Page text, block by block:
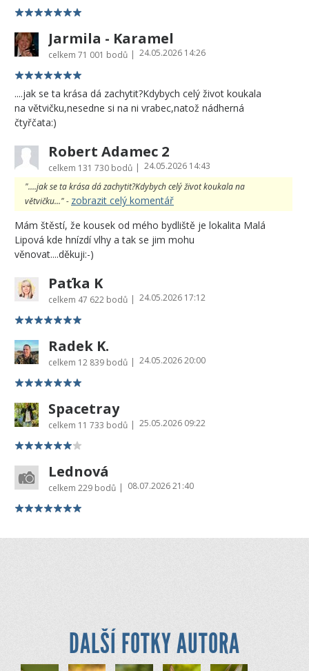
Jarmila - Karamel
celkem 71 001 bodů | 24.05.2026 14:26
....jak se ta krása dá zachytit?Kdybych celý život koukala
na větvičku,nesedne si na ni vrabec,natož nádherná
čtyřčata:)
Robert Adamec 2
celkem 131 730 bodů | 24.05.2026 14:43
"....jak se ta krása dá zachytit?Kdybych celý život koukala na
větvičku..." - zobrazit celý komentář
Mám štěstí, že kousek od mého bydliště je lokalita Malá
Lipová kde hnízdí vlhy a tak se jim mohu
věnovat....děkuji:-)
Paťka K
celkem 47 622 bodů | 24.05.2026 17:12
Radek K.
celkem 12 839 bodů | 24.05.2026 20:00
Spacetray
celkem 11 733 bodů | 25.05.2026 09:22
Lednová
celkem 229 bodů | 08.07.2026 21:40
DALŠÍ FOTKY AUTORA